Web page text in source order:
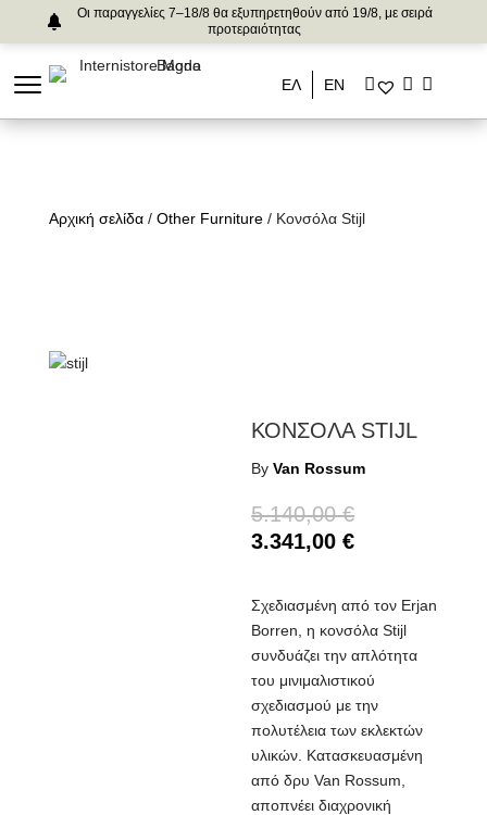
Οι παραγγελίες 7–18/8 θα εξυπηρετηθούν από 19/8, με σειρά
προτεραιότητας
ΕΛ ΕΝ
Αρχική σελίδα/ Other Furniture/ Κονσόλα Stijl
ΚΟΝΣΟΛΑ STIJL
ByVan Rossum
5.140,00€
3.341,00€
Σχεδιασμένη από τον Erjan
Borren, η κονσόλα Stijl
συνδυάζει την απλότητα
του μινιμαλιστικού
σχεδιασμού με την
πολυτέλεια των εκλεκτών
υλικών. Κατασκευασμένη
από δρυ Van Rossum,
αποπνέει διαχρονική